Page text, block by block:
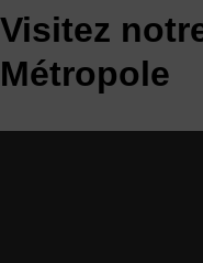
Visitez
Métropole